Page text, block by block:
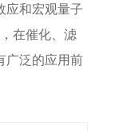
应和宏观量子
在催化、滤
广泛的应用前